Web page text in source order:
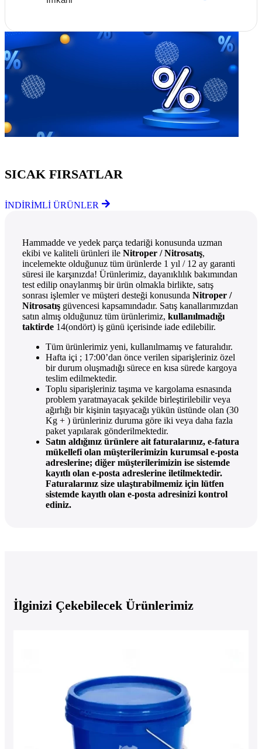
SICAK FIRSATLAR
İNDİRİMLİ ÜRÜNLER
Hammadde ve yedek parça tedariği konusunda uzman
ekibi ve kaliteli ürünleri ile Nitroper / Nitrosatış,
incelemekte olduğunuz tüm ürünlerde 1 yıl / 12 ay garanti
süresi ile karşınızda! Ürünlerimiz, dayanıklılık bakımından
test edilip onaylanmış bir ürün olmakla birlikte, satış
sonrası işlemler ve müşteri desteği konusunda Nitroper /
Nitrosatış güvencesi kapsamındadır. Satış kanallarımızdan
satın almış olduğunuz tüm ürünlerimiz, kullanılmadığı
taktirde 14(ondört) iş günü içerisinde iade edilebilir.
Tüm ürünlerimiz yeni, kullanılmamış ve faturalıdır.
Hafta içi ; 17:00’dan önce verilen siparişleriniz özel
bir durum oluşmadığı sürece en kısa sürede kargoya
teslim edilmektedir.
Toplu siparişleriniz taşıma ve kargolama esnasında
problem yaratmayacak şekilde birleştirilebilir veya
ağırlığı bir kişinin taşıyacağı yükün üstünde olan (30
Kg + ) ürünleriniz duruma göre iki veya daha fazla
paket yapılarak gönderilmektedir.
Satın aldığınız ürünlere ait faturalarınız, e-fatura
mükellefi olan müşterilerimizin kurumsal e-posta
adreslerine; diğer müşterilerimizin ise sistemde
kayıtlı olan e-posta adreslerine iletilmektedir.
Faturalarınız size ulaştırabilmemiz için lütfen
sistemde kayıtlı olan e-posta adresinizi kontrol
ediniz.
İlginizi Çekebilecek Ürünlerimiz